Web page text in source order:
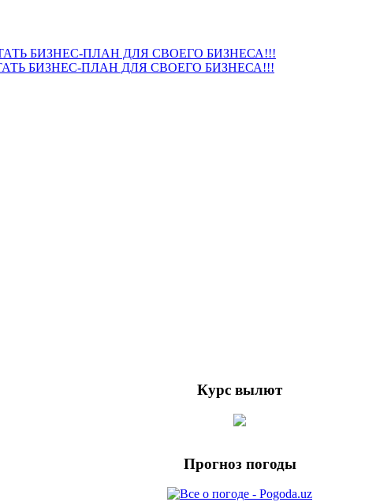
БИЗНЕС-ПЛАН ДЛЯ СВОЕГО БИЗНЕСА!!!
БИЗНЕС-ПЛАН ДЛЯ СВОЕГО БИЗНЕСА!!!
Курс вылют
Прогноз погоды